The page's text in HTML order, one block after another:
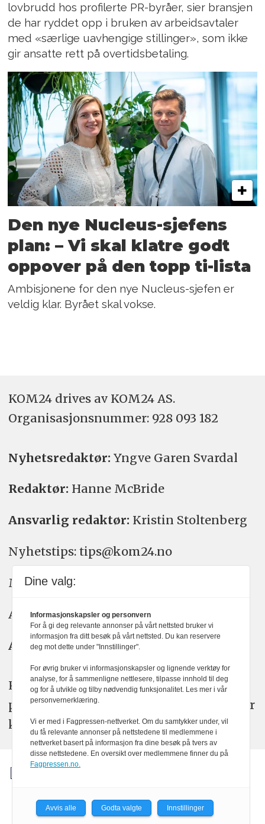
lovbrudd hos profilerte PR-byråer, sier bransjen
de har ryddet opp i bruken av arbeidsavtaler
med «særlige uavhengige stillinger», som ikke
gir ansatte rett på overtidsbetaling.
Den nye Nucleus-sjefens
plan: – Vi skal klatre godt
oppover på den topp ti-lista
Ambisjonene for den nye Nucleus-sjefen er
veldig klar. Byrået skal vokse.
KOM24 drives av KOM24 AS.
Organisasjons­nummer: 928 093 182
Nyhetsredaktør: Yngve Garen Svardal
Redaktør: Hanne McBride
Ansvarlig redaktør: Kristin Stoltenberg
Nyhetstips: tips@kom24.no
Meninger: meninger@kom24.no
Annonse: annonse@watchmedia.no
Abonnement:kom24@watchmedia.no
KOM24 arbeider etter Vær Varsom-
plakatens regler for god presseskikk. Her
kan du lese mer omPFUsarbeid.
Dine valg:
Informasjonskapsler og personvern
For å gi deg relevante annonser på vårt nettsted bruker vi
informasjon fra ditt besøk på vårt nettsted. Du kan reservere
deg mot dette under "Innstillinger".
For øvrig bruker vi informasjonskapsler og lignende verktøy for
analyse, for å sammenligne nettlesere, tilpasse innhold til deg
og for å utvikle og tilby nødvendig funksjonalitet. Les mer i vår
personvernerklæring.
Vi er med i Fagpressen-nettverket. Om du samtykker under, vil
du få relevante annonser på nettstedene til medlemmene i
nettverket basert på informasjon fra dine besøk på tvers av
disse nettstedene. En oversikt over medlemmene finner du på
Fagpressen.no.
Avvis alle Godta valgte Innstillinger